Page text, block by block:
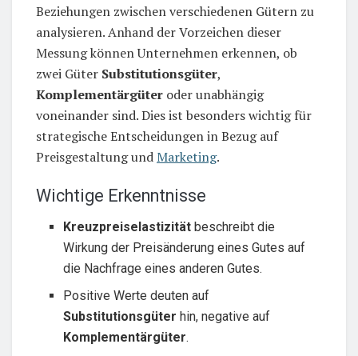
Beziehungen zwischen verschiedenen Gütern zu
analysieren. Anhand der Vorzeichen dieser
Messung können Unternehmen erkennen, ob
zwei Güter Substitutionsgüter,
Komplementärgüter oder unabhängig
voneinander sind. Dies ist besonders wichtig für
strategische Entscheidungen in Bezug auf
Preisgestaltung undMarketing.
Wichtige Erkenntnisse
Kreuzpreiselastizität beschreibt die
Wirkung der Preisänderung eines Gutes auf
die Nachfrage eines anderen Gutes.
Positive Werte deuten auf
Substitutionsgüter hin, negative auf
Komplementärgüter.